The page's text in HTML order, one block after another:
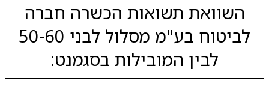
השוואת תשואות הכשרה חברה
לביטוח בע"מ מסלול לבני 50-60
לבין המובילות בסגמנט: